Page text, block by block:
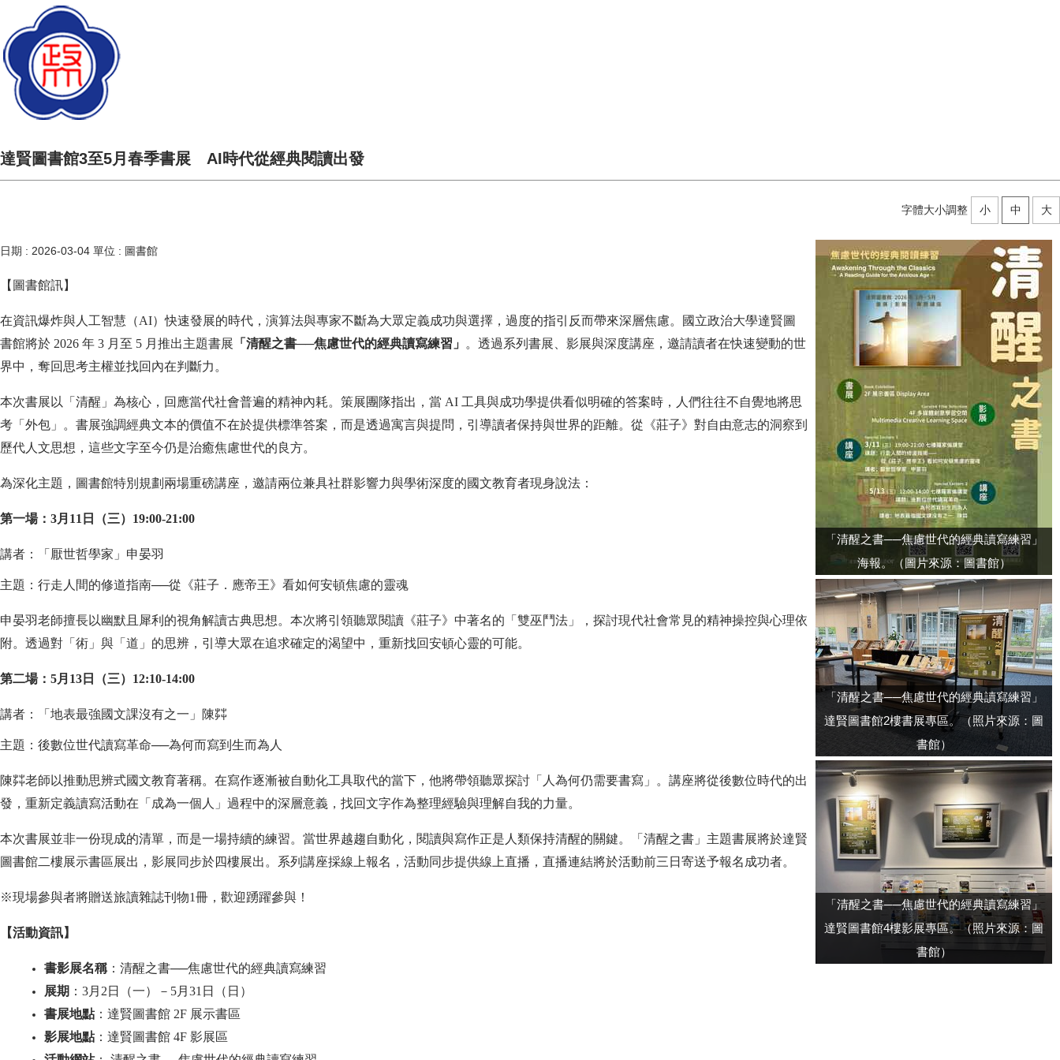
達賢圖書館3至5月春季書展 AI時代從經典閱讀出發
字體大小調整 小 中 大
「清醒之書──焦慮世代的經典讀寫練習」
海報。（圖片來源：圖書館）
「清醒之書──焦慮世代的經典讀寫練習」
達賢圖書館2樓書展專區。（照片來源：圖
書館）
「清醒之書──焦慮世代的經典讀寫練習」
達賢圖書館4樓影展專區。（照片來源：圖
書館）
日期 : 2026-03-04 單位 : 圖書館
【圖書館訊】
在資訊爆炸與人工智慧（AI）快速發展的時代，演算法與專家不斷為大眾定義成功與選擇，過度的指引反而帶來深層焦慮。國立政治大學達賢圖
書館將於 2026 年 3 月至 5 月推出主題書展 「清醒之書──焦慮世代的經典讀寫練習」
。透過系列書展、影展與深度講座，邀請讀者在快速變動的世
界中，奪回思考主權並找回內在判斷力。
本次書展以「清醒」為核心，回應當代社會普遍的精神內耗。策展團隊指出，當 AI 工具與成功學提供看似明確的答案時，人們往往不自覺地將思
考「外包」。書展強調經典文本的價值不在於提供標準答案，而是透過寓言與提問，引導讀者保持與世界的距離。從《莊子》對自由意志的洞察到
歷代人文思想，這些文字至今仍是治癒焦慮世代的良方。
為深化主題，圖書館特別規劃兩場重磅講座，邀請兩位兼具社群影響力與學術深度的國文教育者現身說法：
第一場：3月11日（三）19:00-21:00
講者：「厭世哲學家」申晏羽
主題：行走人間的修道指南──從《莊子．應帝王》看如何安頓焦慮的靈魂
申晏羽老師擅長以幽默且犀利的視角解讀古典思想。本次將引領聽眾閱讀《莊子》中著名的「雙巫鬥法」，探討現代社會常見的精神操控與心理依
附。透過對「術」與「道」的思辨，引導大眾在追求確定的渴望中，重新找回安頓心靈的可能。
第二場：5月13日（三）12:10-14:00
講者：「地表最強國文課沒有之一」陳茻
主題：後數位世代讀寫革命──為何而寫到生而為人
陳茻老師以推動思辨式國文教育著稱。在寫作逐漸被自動化工具取代的當下，他將帶領聽眾探討「人為何仍需要書寫」。講座將從後數位時代的出
發，重新定義讀寫活動在「成為一個人」過程中的深層意義，找回文字作為整理經驗與理解自我的力量。
本次書展並非一份現成的清單，而是一場持續的練習。當世界越趨自動化，閱讀與寫作正是人類保持清醒的關鍵。「清醒之書」主題書展將於達賢
圖書館二樓展示書區展出，影展同步於四樓展出。系列講座採線上報名，活動同步提供線上直播，直播連結將於活動前三日寄送予報名成功者。
※現場參與者將贈送旅讀雜誌刊物1冊，歡迎踴躍參與！
【活動資訊】
書影展名稱 ：清醒之書──焦慮世代的經典讀寫練習
展期 ：3月2日（一）－5月31日（日）
書展地點 ：達賢圖書館 2F 展示書區
影展地點 ：達賢圖書館 4F 影展區